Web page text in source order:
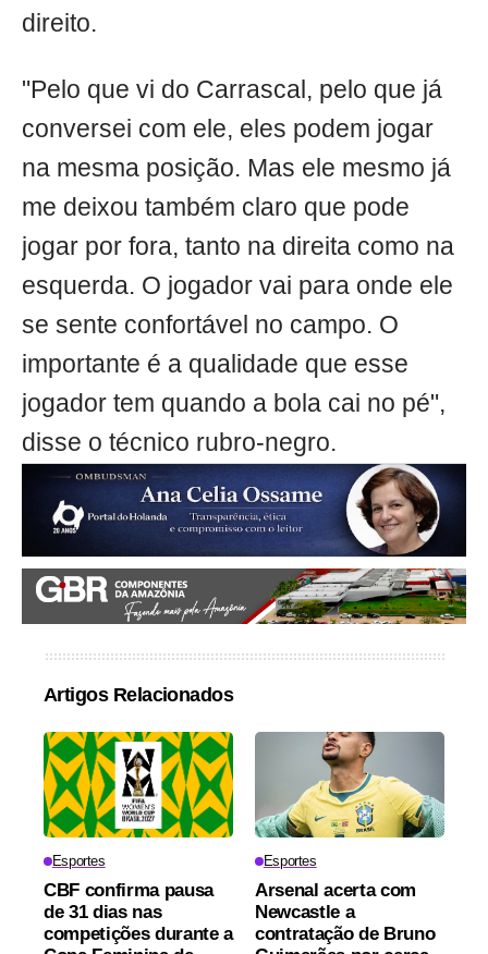
direito.
"Pelo que vi do Carrascal, pelo que já
conversei com ele, eles podem jogar
na mesma posição. Mas ele mesmo já
me deixou também claro que pode
jogar por fora, tanto na direita como na
esquerda. O jogador vai para onde ele
se sente confortável no campo. O
importante é a qualidade que esse
jogador tem quando a bola cai no pé",
disse o técnico rubro-negro.
Artigos Relacionados
Esportes
CBF confirma pausa
de 31 dias nas
competições durante a
Esportes
Arsenal acerta com
Newcastle a
contratação de Bruno